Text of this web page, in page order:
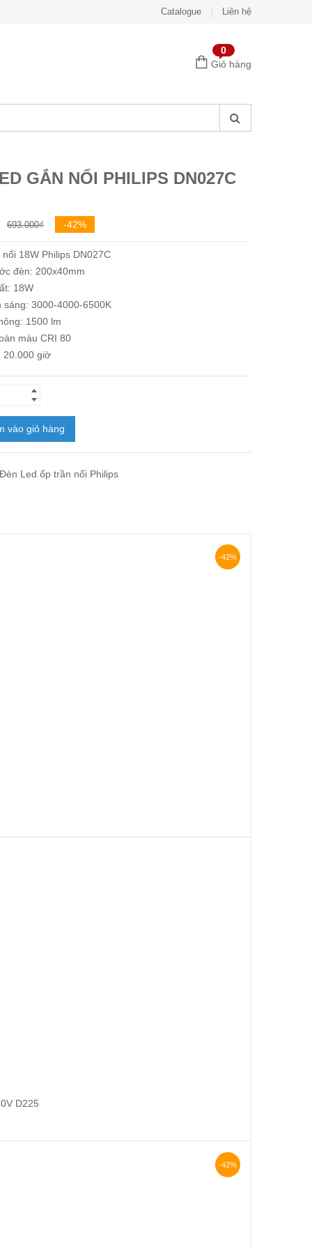
Catalogue Liên hệ
0
Giỏ hàng
GẮN NỔI PHILIPS DN027C
693.000₫Giá
là:
693.000₫.
Giá
tại
là:
-42%
18W Philips DN027C
đèn: 200x40mm
18W
sáng: 3000-4000-6500K
1500 lm
màu CRI 80
20.000 giờ
vào giỏ hàng
Đèn Led ốp trần nổi Philips
-42%
D225
-42%